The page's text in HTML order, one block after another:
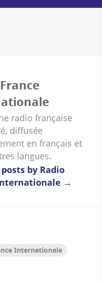
vers l’étranger »,
de la BBC et
radio française
diffusée
en français et
langues.
by Radio
→
Internationale